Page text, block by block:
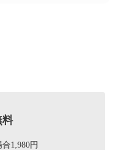
料
1,980円